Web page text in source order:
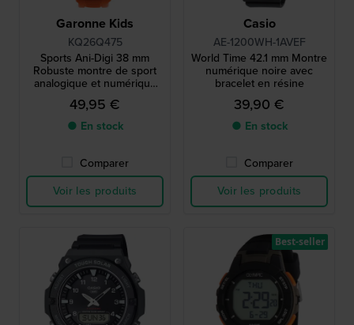
Garonne Kids
KQ26Q475
Sports Ani-Digi 38 mm
Robuste montre de sport
analogique et numérique
pour garçons
49,95 €
● En stock
Comparer
Voir les produits
Casio
AE-1200WH-1AVEF
World Time 42.1 mm Montre
numérique noire avec
bracelet en résine
39,90 €
● En stock
Comparer
Voir les produits
Best-seller